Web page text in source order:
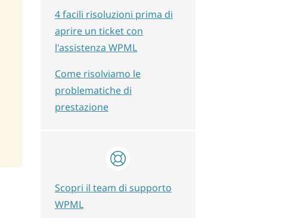
4 facili risoluzioni prima di
aprire un ticket con
l'assistenza WPML
Come risolviamo le
problematiche di
prestazione
Scopri il team di supporto
WPML